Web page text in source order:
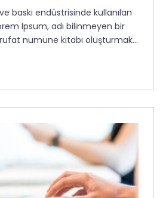
baskı endüstrisinde kullanılan
Ipsum, adı bilinmeyen bir
numune kitabı oluşturmak…